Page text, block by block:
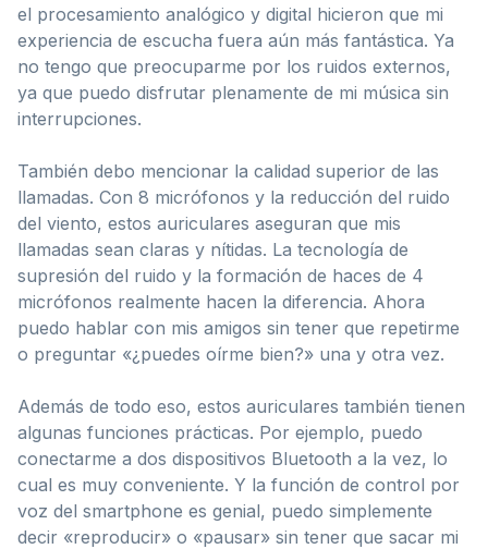
el procesamiento analógico y digital hicieron que mi
experiencia de escucha fuera aún más fantástica. Ya
no tengo que preocuparme por los ruidos externos,
ya que puedo disfrutar plenamente de mi música sin
interrupciones.
También debo mencionar la calidad superior de las
llamadas. Con 8 micrófonos y la reducción del ruido
del viento, estos auriculares aseguran que mis
llamadas sean claras y nítidas. La tecnología de
supresión del ruido y la formación de haces de 4
micrófonos realmente hacen la diferencia. Ahora
puedo hablar con mis amigos sin tener que repetirme
o preguntar «¿puedes oírme bien?» una y otra vez.
Además de todo eso, estos auriculares también tienen
algunas funciones prácticas. Por ejemplo, puedo
conectarme a dos dispositivos Bluetooth a la vez, lo
cual es muy conveniente. Y la función de control por
voz del smartphone es genial, puedo simplemente
decir «reproducir» o «pausar» sin tener que sacar mi